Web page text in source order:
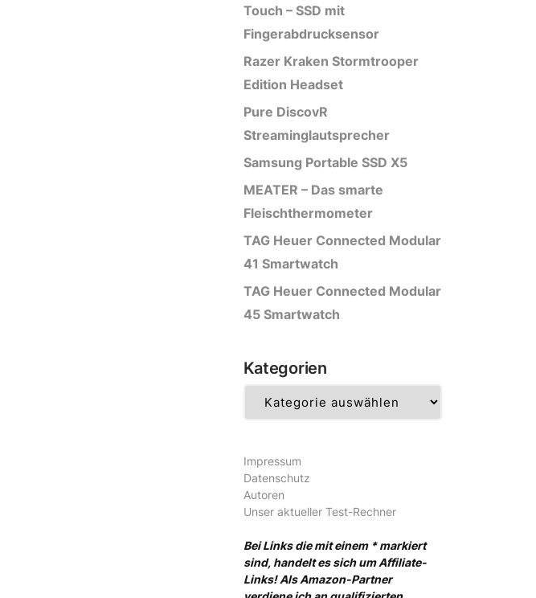
Touch – SSD mit
Fingerabdrucksensor
Razer Kraken Stormtrooper
Edition Headset
Pure DiscovR
Streaminglautsprecher
Samsung Portable SSD X5
MEATER – Das smarte
Fleischthermometer
TAG Heuer Connected Modular
41 Smartwatch
TAG Heuer Connected Modular
45 Smartwatch
Kategorien
Impressum
Datenschutz
Autoren
Unser aktueller Test-Rechner
Bei Links die mit einem * markiert
sind, handelt es sich um Affiliate-
Links! Als Amazon-Partner